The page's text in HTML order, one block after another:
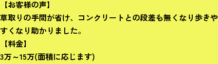
【お客様の声】
草取りの手間が省け、コンクリートとの段差も無くなり歩きや
すくなり助かりました。
【料金】
3万～15万(面積に応じます)